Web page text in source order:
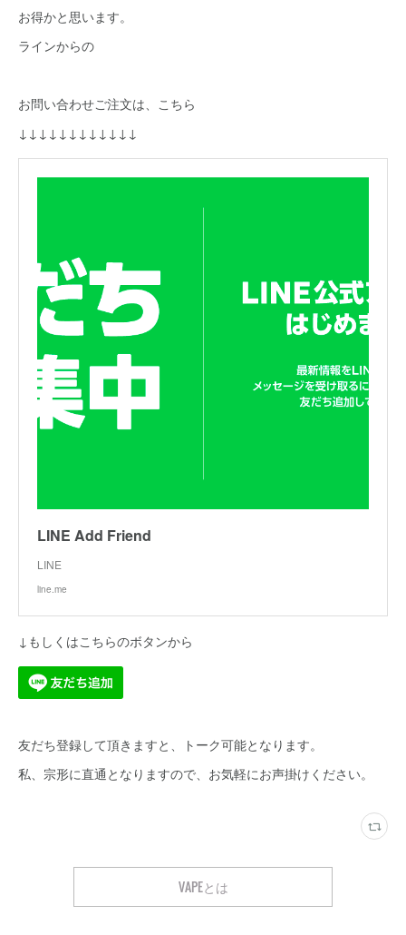
お得かと思います。
ラインからの
お問い合わせご注文は、こちら
↓↓↓↓↓↓↓↓↓↓↓↓
LINE Add Friend
LINE
line.me
↓もしくはこちらのボタンから
友だち登録して頂きますと、トーク可能となります。
私、宗形に直通となりますので、お気軽にお声掛けください。
VAPEとは